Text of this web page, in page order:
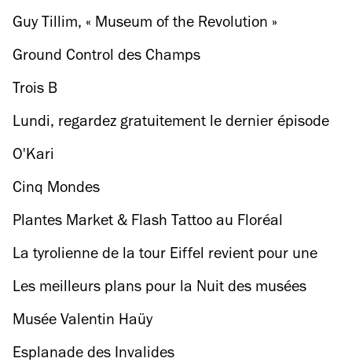
Guy Tillim, « Museum of the Revolution »
Ground Control des Champs
Trois B
Lundi, regardez gratuitement le dernier épisode
de Game of Thrones au Grand Rex !
O'Kari
Cinq Mondes
Plantes Market & Flash Tattoo au Floréal
Belleville
La tyrolienne de la tour Eiffel revient pour une
nouvelle édition !
Les meilleurs plans pour la Nuit des musées
2019 à Paris
Musée Valentin Haüy
Esplanade des Invalides